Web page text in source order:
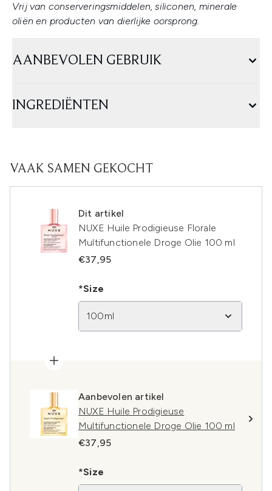
Vrij van conserveringsmiddelen, siliconen, minerale
oliën en producten van dierlijke oorsprong.
AANBEVOLEN GEBRUIK
INGREDIËNTEN
VAAK SAMEN GEKOCHT
Dit artikel
NUXE Huile Prodigieuse Florale
Multifunctionele Droge Olie 100 ml
€37,95
*Size
100ml
Aanbevolen artikel
NUXE Huile Prodigieuse
Multifunctionele Droge Olie 100 ml
€37,95
*Size